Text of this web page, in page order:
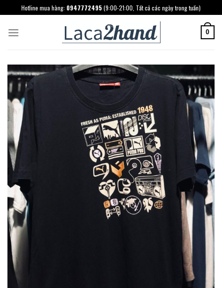
to
content
Hotline mua hàng: 0947772495 (9:00-21:00, Tất cả các ngày trong tuần)
0